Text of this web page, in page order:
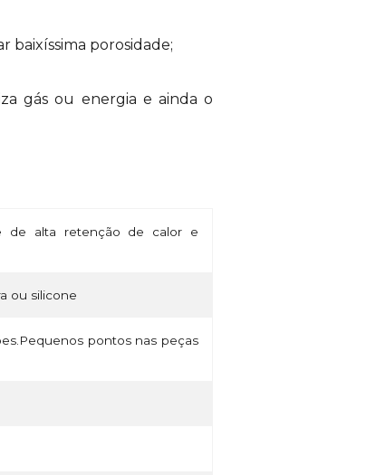
baixíssima porosidade;
gás ou energia e ainda o
de alta retenção de calor e
ou silicone
pontos nas peças